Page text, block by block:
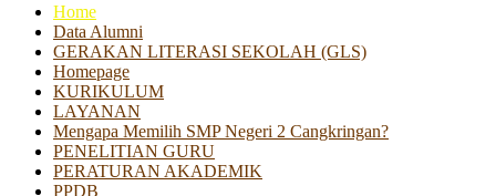
Home
Data Alumni
GERAKAN LITERASI SEKOLAH (GLS)
Homepage
KURIKULUM
LAYANAN
Mengapa Memilih SMP Negeri 2 Cangkringan?
PENELITIAN GURU
PERATURAN AKADEMIK
PPDB